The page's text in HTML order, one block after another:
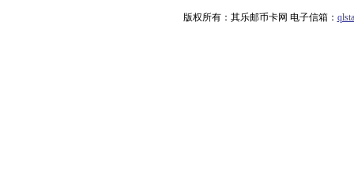
版权所有：其乐邮币卡网 电子信箱：